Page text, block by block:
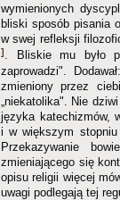
wymienionych
bliski sposób pisania
w swej refleksji
]
. Bliskie mu było
zaprowadzi".
zmieniony przez
„niekatolika". Nie
języka katechizmów,
i w większym stopniu
Przekazywanie
zmieniającego się
opisu religii więcej
uwagi podlegają tej